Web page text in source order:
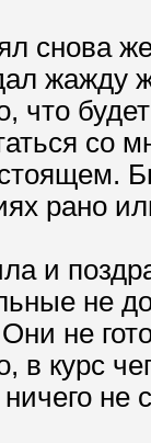
снова
жажду
что
со
рано
и
не
не
в курс
не